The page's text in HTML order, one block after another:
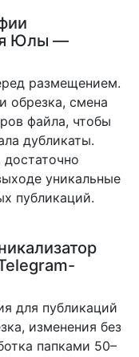
Юлы —
размещением.
обрезка, смена
файла, чтобы
дубликаты.
достаточно
уникальные
публикаций.
для публикаций
изменения без
папками 50–